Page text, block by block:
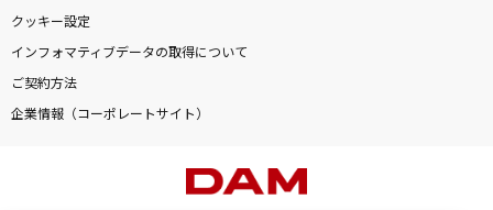
クッキー設定
インフォマティブデータの取得について
ご契約方法
企業情報（コーポレートサイト）